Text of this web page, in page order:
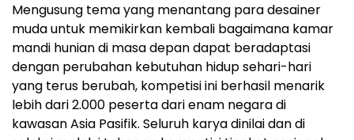
Mengusung tema yang menantang para desainer
muda untuk memikirkan kembali bagaimana kamar
mandi hunian di masa depan dapat beradaptasi
dengan perubahan kebutuhan hidup sehari-hari
yang terus berubah, kompetisi ini berhasil menarik
lebih dari 2.000 peserta dari enam negara di
kawasan Asia Pasifik. Seluruh karya dinilai dan di